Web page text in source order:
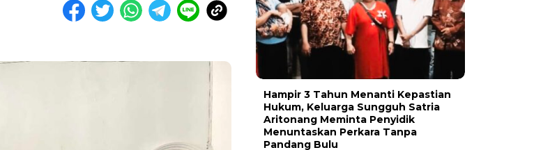
Hampir 3 Tahun Menanti Kepastian
Hukum, Keluarga Sungguh Satria
Aritonang Meminta Penyidik
Menuntaskan Perkara Tanpa
Pandang Bulu